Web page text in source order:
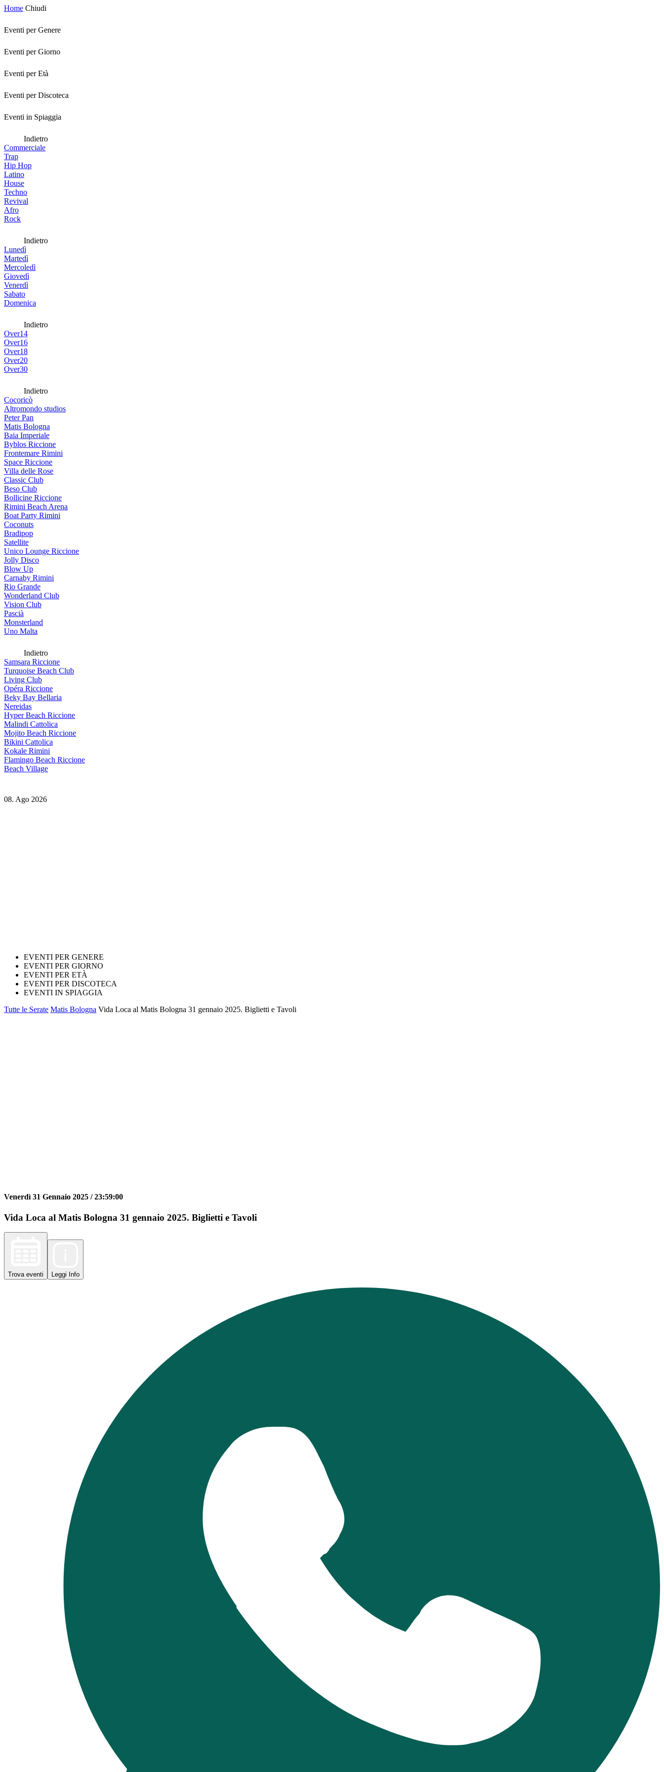
Home Chiudi
Eventi per Genere
Eventi per Giorno
Eventi per Età
Eventi per Discoteca
Eventi in Spiaggia
Indietro
Commerciale
Trap
Hip Hop
Latino
House
Techno
Revival
Afro
Rock
Indietro
Lunedì
Martedì
Mercoledì
Giovedì
Venerdì
Sabato
Domenica
Indietro
Over14
Over16
Over18
Over20
Over30
Indietro
Cocoricò
Altromondo studios
Peter Pan
Matis Bologna
Baia Imperiale
Byblos Riccione
Frontemare Rimini
Space Riccione
Villa delle Rose
Classic Club
Beso Club
Bollicine Riccione
Rimini Beach Arena
Boat Party Rimini
Coconuts
Bradipop
Satellite
Unico Lounge Riccione
Jolly Disco
Blow Up
Carnaby Rimini
Rio Grande
Wonderland Club
Vision Club
Pascià
Monsterland
Uno Malta
Indietro
Samsara Riccione
Turquoise Beach Club
Living Club
Opéra Riccione
Beky Bay Bellaria
Nereidas
Hyper Beach Riccione
Malindi Cattolica
Mojito Beach Riccione
Bikini Cattolica
Kokale Rimini
Flamingo Beach Riccione
Beach Village
08. Ago 2026
EVENTI PER GENERE
EVENTI PER GIORNO
EVENTI PER ETÀ
EVENTI PER DISCOTECA
EVENTI IN SPIAGGIA
Tutte le Serate Matis Bologna Vida Loca al Matis Bologna 31 gennaio 2025. Biglietti e Tavoli
Venerdì 31 Gennaio 2025 /23:59:00
Vida Loca al Matis Bologna 31 gennaio 2025. Biglietti e Tavoli
Trova eventi Leggi Info